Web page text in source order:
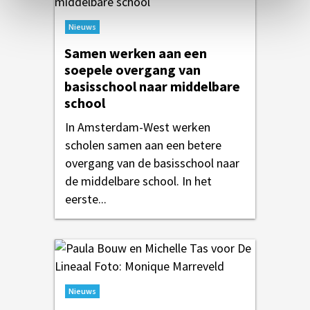
Nieuws
Samen werken aan een
soepele overgang van
basisschool naar middelbare
school
In Amsterdam-West werken
scholen samen aan een betere
overgang van de basisschool naar
de middelbare school. In het
eerste...
Nieuws